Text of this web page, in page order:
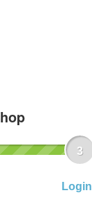
Login